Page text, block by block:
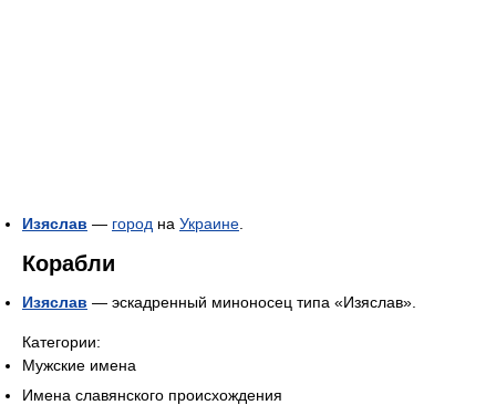
Изяслав — город на Украине
Корабли
Изяслав — эскадренный миноносец типа «Изяслав».
Категории:
Мужские имена
Имена славянского происхождения